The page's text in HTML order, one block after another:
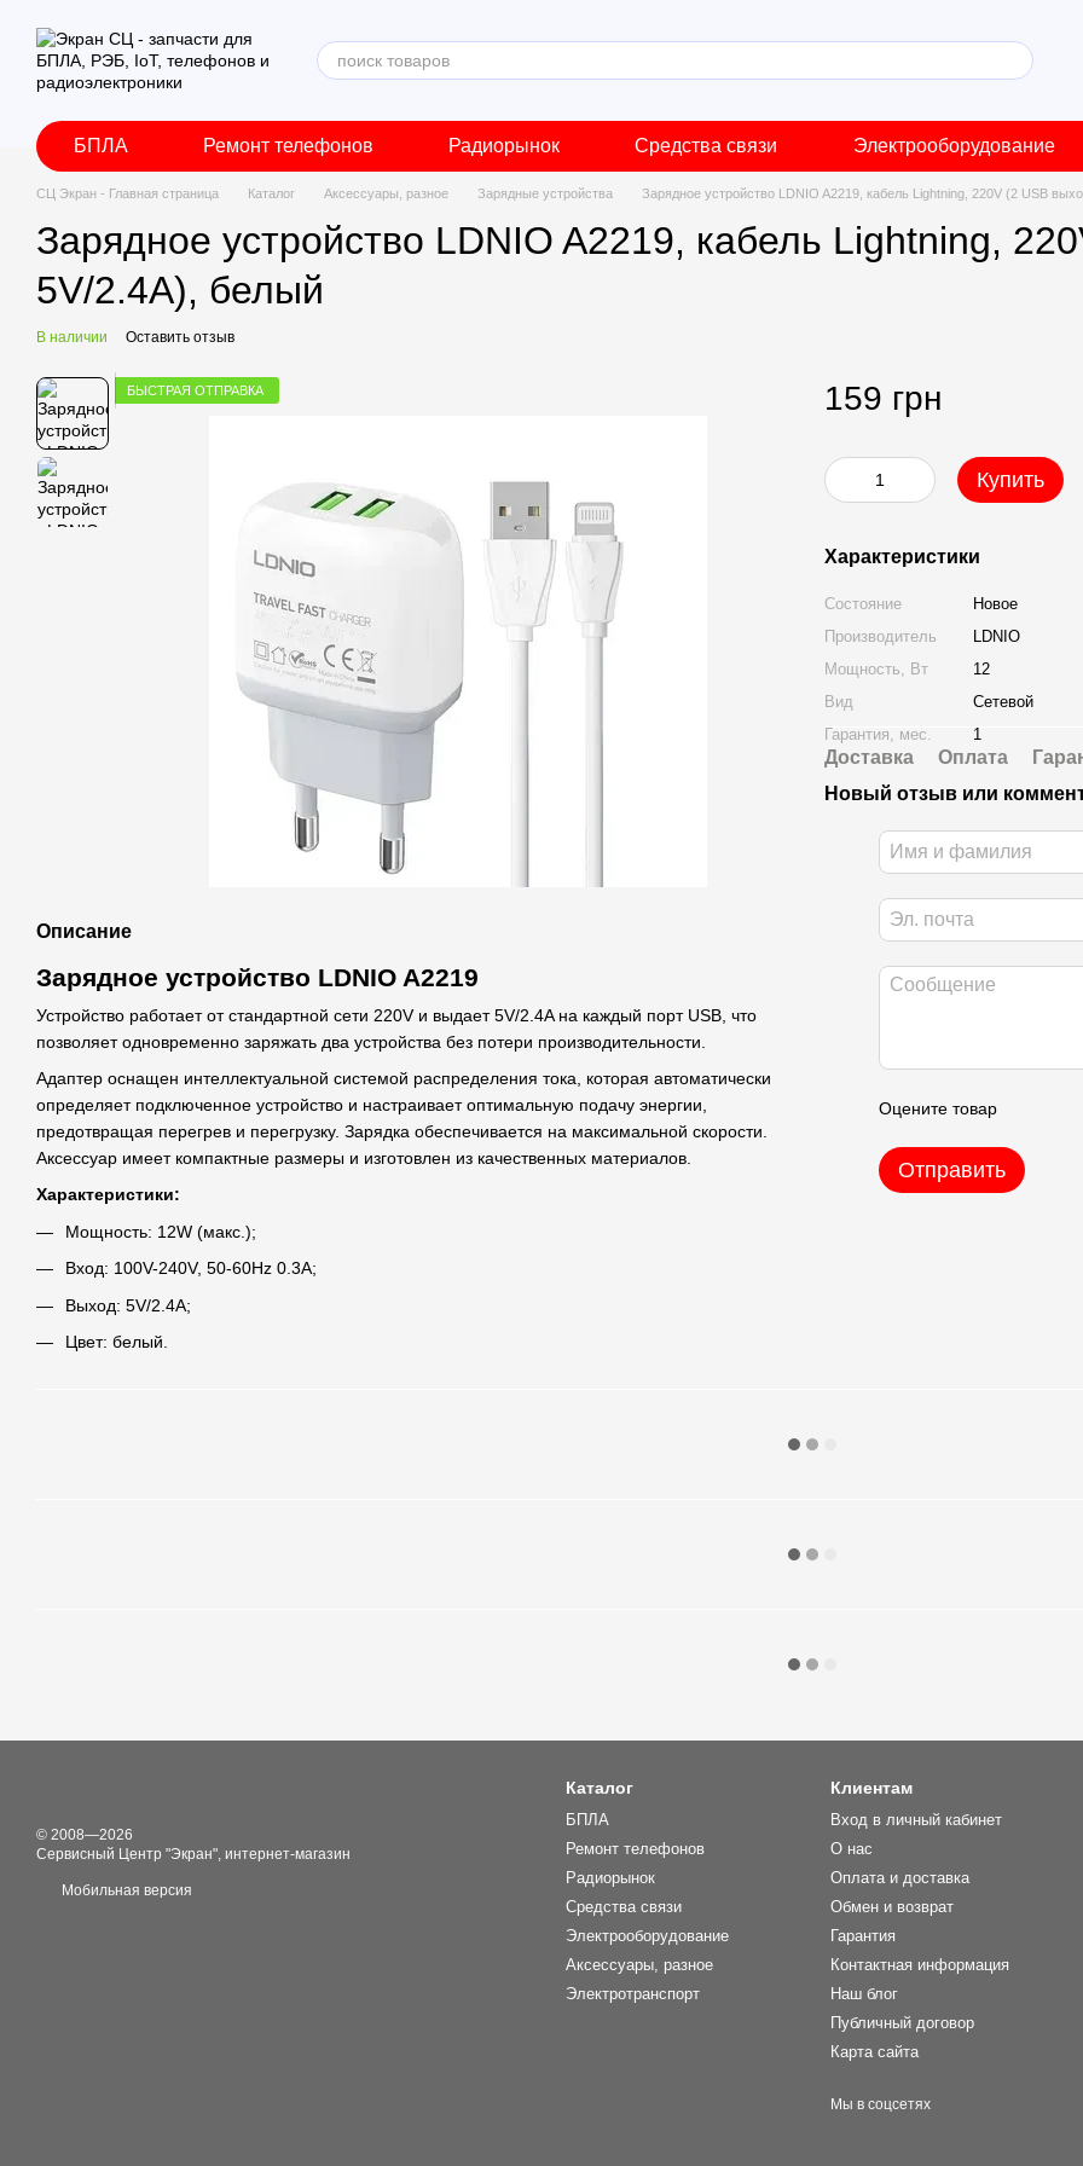
БПЛА Ремонт телефонов Радиорынок Средства связи Электрооборудование
СЦ Экран - Главная страница Каталог Аксессуары, разное Зарядные устройства Зарядное устройство LDNIO A2219, кабель Lightning, 220V (2 USB
Зарядное устройство LDNIO A2219, кабель Lightning,
5V/2.4A), белый
В наличии Оставить отзыв
БЫСТРАЯ ОТПРАВКА
Описание
Зарядное устройство LDNIO A2219
Устройство работает от стандартной сети 220V и выдает 5V/2.4A на каждый порт USB, что
позволяет одновременно заряжать два устройства без потери производительности.
Адаптер оснащен интеллектуальной системой распределения тока, которая автоматически
определяет подключенное устройство и настраивает оптимальную подачу энергии,
предотвращая перегрев и перегрузку. Зарядка обеспечивается на максимальной скорости.
Аксессуар имеет компактные размеры и изготовлен из качественных материалов.
Характеристики:
Мощность: 12W (макс.);
Вход: 100V-240V, 50-60Hz 0.3A;
Выход: 5V/2.4A;
Цвет: белый.
159 грн
Купить
Характеристики
Состояние
Новое
Производитель
LDNIO
Мощность, Вт
12
Вид
Сетевой
Гарантия, мес.
1
Доставка Оплата
Новый отзыв или
Оцените товар
Отправить
© 2008—2026
Сервисный Центр "Экран", интернет-магазин
Мобильная версия
Каталог
БПЛА
Ремонт телефонов
Радиорынок
Средства связи
Электрооборудование
Аксессуары, разное
Электротранспорт
Клиентам
Вход в личный кабинет
О нас
Оплата и доставка
Обмен и возврат
Гарантия
Контактная информация
Наш блог
Публичный договор
Карта сайта
Мы в соцсетях